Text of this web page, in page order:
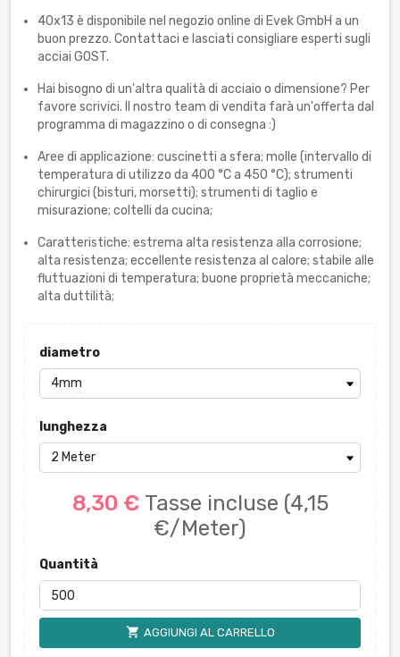
40x13 è disponibile nel negozio online di Evek GmbH a un
buon prezzo. Contattaci e lasciati consigliare esperti sugli
acciai GOST.
Hai bisogno di un'altra qualità di acciaio o dimensione? Per
favore scrivici. Il nostro team di vendita farà un'offerta dal
programma di magazzino o di consegna :)
Aree di applicazione: cuscinetti a sfera; molle (intervallo di
temperatura di utilizzo da 400 °С a 450 °С); strumenti
chirurgici (bisturi, morsetti); strumenti di taglio e
misurazione; coltelli da cucina;
Caratteristiche: estrema alta resistenza alla corrosione;
alta resistenza; eccellente resistenza al calore; stabile alle
fluttuazioni di temperatura; buone proprietà meccaniche;
alta duttilità;
diametro
lunghezza
8,30 € Tasse incluse (4,15
€/Meter)
Quantità
shopping_cart AGGIUNGI AL CARRELLO